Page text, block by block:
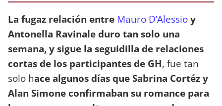
La fugaz relación entre Mauro D’Alessioy
Antonella Ravinale duro tan solo una
semana, y sigue la seguidilla de relaciones
cortas de los participantes de GH, fue tan
solo hace algunos días que Sabrina Cortéz y
Alan Simone confirmaban su romance para